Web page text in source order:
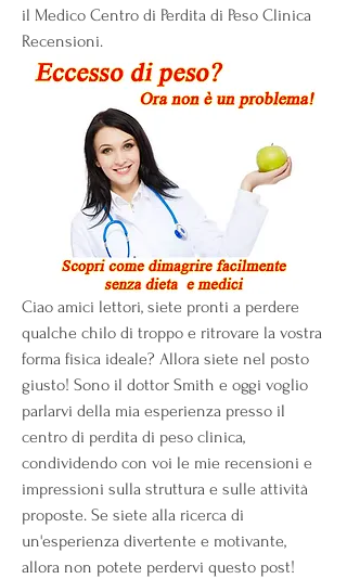
il Medico Centro di Perdita di Peso Clinica
Recensioni.
Ciao amici lettori, siete pronti a perdere
qualche chilo di troppo e ritrovare la vostra
forma fisica ideale? Allora siete nel posto
giusto! Sono il dottor Smith e oggi voglio
parlarvi della mia esperienza presso il
centro di perdita di peso clinica,
condividendo con voi le mie recensioni e
impressioni sulla struttura e sulle attività
proposte. Se siete alla ricerca di
un'esperienza divertente e motivante,
allora non potete perdervi questo post!